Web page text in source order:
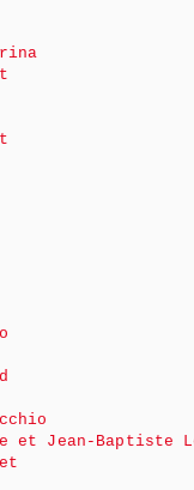
et Jean-Baptiste